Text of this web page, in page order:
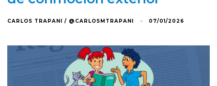
CARLOS TRAPANI / @CARLOSMTRAPANI 07/01/2026